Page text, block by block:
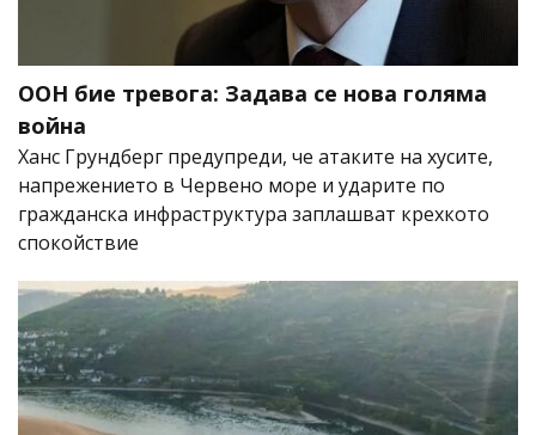
ООН бие тревога: Задава се нова голяма
война
Ханс Грундберг предупреди, че атаките на хусите,
напрежението в Червено море и ударите по
гражданска инфраструктура заплашват крехкото
спокойствие